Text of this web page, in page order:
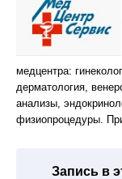
медцентра:
дерматология,
анализы,
физиопроцедуры.
Запись в